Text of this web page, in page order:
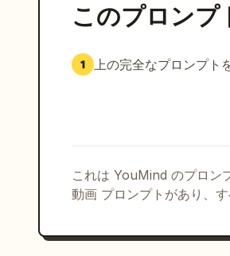
このプロンプ
1 上の完全なプロンプト
これは YouMind のプロン
動画 プロンプトがあり、